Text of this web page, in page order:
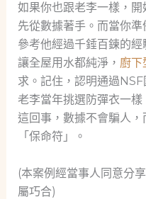
如果你也跟老李一樣，
先從數據著手。而當你
參考他經過千錘百鍊的
讓全屋用水都純淨， 廚下
求。記住，認明通過
老李當年挑選防彈衣一
這回事，數據不會騙人
「保命符」。
(本案例經當事人同意分
屬巧合)